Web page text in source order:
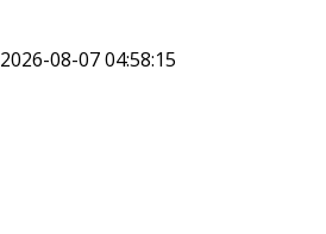
2026-08-07 04:58:15